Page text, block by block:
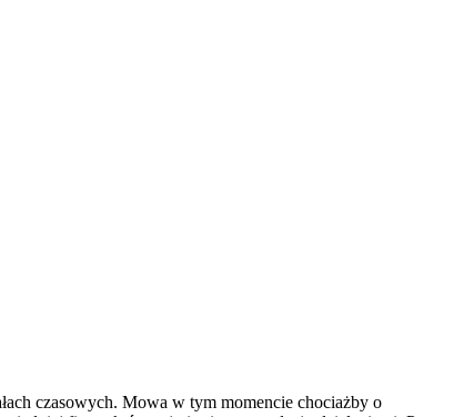
czasowych. Mowa w tym momencie chociażby o